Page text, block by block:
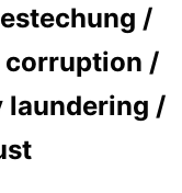
/
corruption /
laundering /